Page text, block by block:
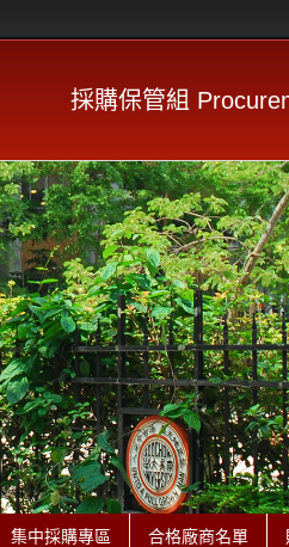
採購保管組
集中採購專區 合格廠商名單